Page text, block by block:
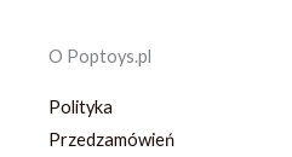
O Poptoys.pl
Polityka
Przedzamówień